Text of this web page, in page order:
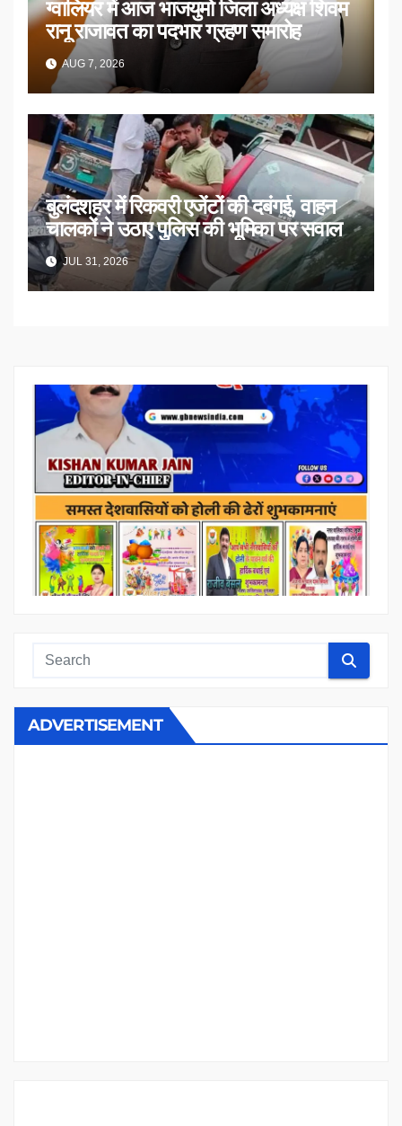
ग्वालियर में आज भाजयुमो जिला अध्यक्ष शिवम
रानू राजावत का पदभार ग्रहण समारोह
AUG 7, 2026
बुलंदशहर में रिकवरी एजेंटों की दबंगई, वाहन
चालकों ने उठाए पुलिस की भूमिका पर सवाल
JUL 31, 2026
ADVERTISEMENT